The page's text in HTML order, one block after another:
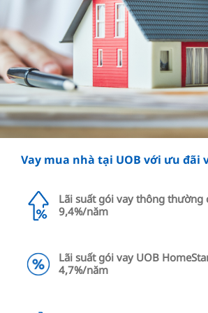
Vay mua nhà tại UOB với ưu đãi
Lãi suất gói vay thông thường
9,4%/năm
Lãi suất gói vay UOB
4,7%/năm